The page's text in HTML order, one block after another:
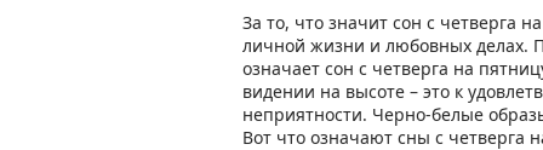
За то, что значит сон с четверга
личной жизни и любовных делах.
означает сон с четверга на
видении на высоте – это к
неприятности. Черно-белые
Вот что означают сны с четверга